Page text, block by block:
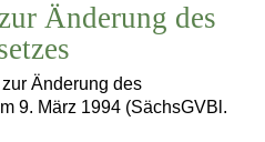
Änderung des
Änderung des
9. März 1994 (SächsGVBl.